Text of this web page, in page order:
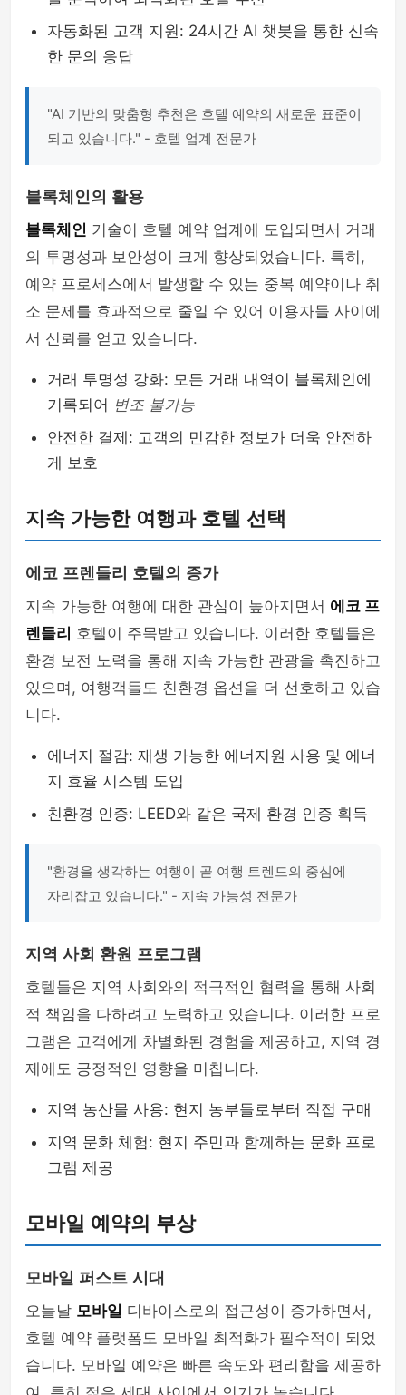
자동화된 고객 지원: 24시간 AI 챗봇을 통한 신속
한 문의 응답
"AI 기반의 맞춤형 추천은 호텔 예약의 새로운 표준이
되고 있습니다." - 호텔 업계 전문가
블록체인의 활용
블록체인 기술이 호텔 예약 업계에 도입되면서 거래
의 투명성과 보안성이 크게 향상되었습니다. 특히,
예약 프로세스에서 발생할 수 있는 중복 예약이나 취
소 문제를 효과적으로 줄일 수 있어 이용자들 사이에
서 신뢰를 얻고 있습니다.
거래 투명성 강화: 모든 거래 내역이 블록체인에
기록되어 변조 불가능
안전한 결제: 고객의 민감한 정보가 더욱 안전하
게 보호
지속 가능한 여행과 호텔 선택
에코 프렌들리 호텔의 증가
지속 가능한 여행에 대한 관심이 높아지면서 에코 프
렌들리 호텔이 주목받고 있습니다. 이러한 호텔들은
환경 보전 노력을 통해 지속 가능한 관광을 촉진하고
있으며, 여행객들도 친환경 옵션을 더 선호하고 있습
니다.
에너지 절감: 재생 가능한 에너지원 사용 및 에너
지 효율 시스템 도입
친환경 인증: LEED와 같은 국제 환경 인증 획득
"환경을 생각하는 여행이 곧 여행 트렌드의 중심에
자리잡고 있습니다." - 지속 가능성 전문가
지역 사회 환원 프로그램
호텔들은 지역 사회와의 적극적인 협력을 통해 사회
적 책임을 다하려고 노력하고 있습니다. 이러한 프로
그램은 고객에게 차별화된 경험을 제공하고, 지역 경
제에도 긍정적인 영향을 미칩니다.
지역 농산물 사용: 현지 농부들로부터 직접 구매
지역 문화 체험: 현지 주민과 함께하는 문화 프로
그램 제공
모바일 예약의 부상
모바일 퍼스트 시대
오늘날 모바일 디바이스로의 접근성이 증가하면서,
호텔 예약 플랫폼도 모바일 최적화가 필수적이 되었
습니다. 모바일 예약은 빠른 속도와 편리함을 제공하